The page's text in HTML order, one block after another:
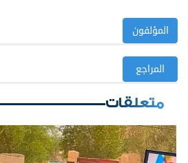
المؤلفون
المراجع
متعلقات